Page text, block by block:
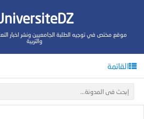
موقع مختص في توجيه الطلبة الجامعيين ونشر اخبار
والتربية
القائمة